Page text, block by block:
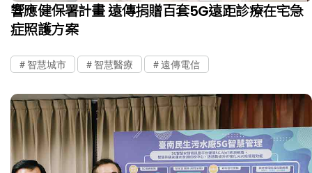
響應健保署計畫 遠傳捐贈百套5G遠距診療在宅急
症照護方案
智慧城市 智慧醫療 遠傳電信